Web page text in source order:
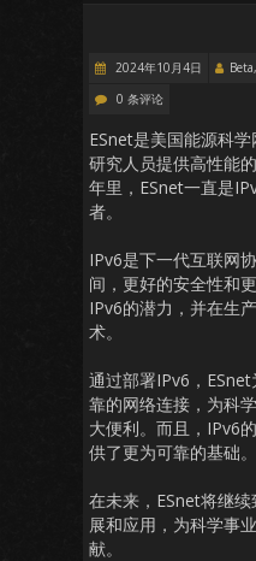
2024年10月4日
0 条评论
ESnet是美国能源科
研究人员提供高性能
年里，ESnet一直是
者。
IPv6是下一代互联网
间，更好的安全性和
IPv6的潜力，并在生
术。
通过部署IPv6，
靠的网络连接，为科
大便利。而且，IPv6
供了更为可靠的基础。
在未来，ESnet将继
展和应用，为科学事
献。